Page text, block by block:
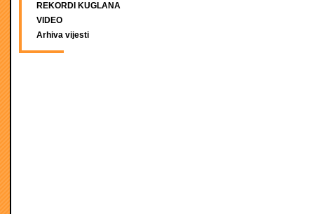
REKORDI KUGLANA
VIDEO
Arhiva vijesti